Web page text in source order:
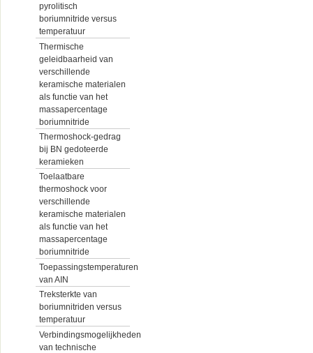
pyrolitisch
boriumnitride versus
temperatuur
Thermische
geleidbaarheid van
verschillende
keramische materialen
als functie van het
massapercentage
boriumnitride
Thermoshock-gedrag
bij BN gedoteerde
keramieken
Toelaatbare
thermoshock voor
verschillende
keramische materialen
als functie van het
massapercentage
boriumnitride
Toepassingstemperaturen
van AIN
Treksterkte van
boriumnitriden versus
temperatuur
Verbindingsmogelijkheden
van technische